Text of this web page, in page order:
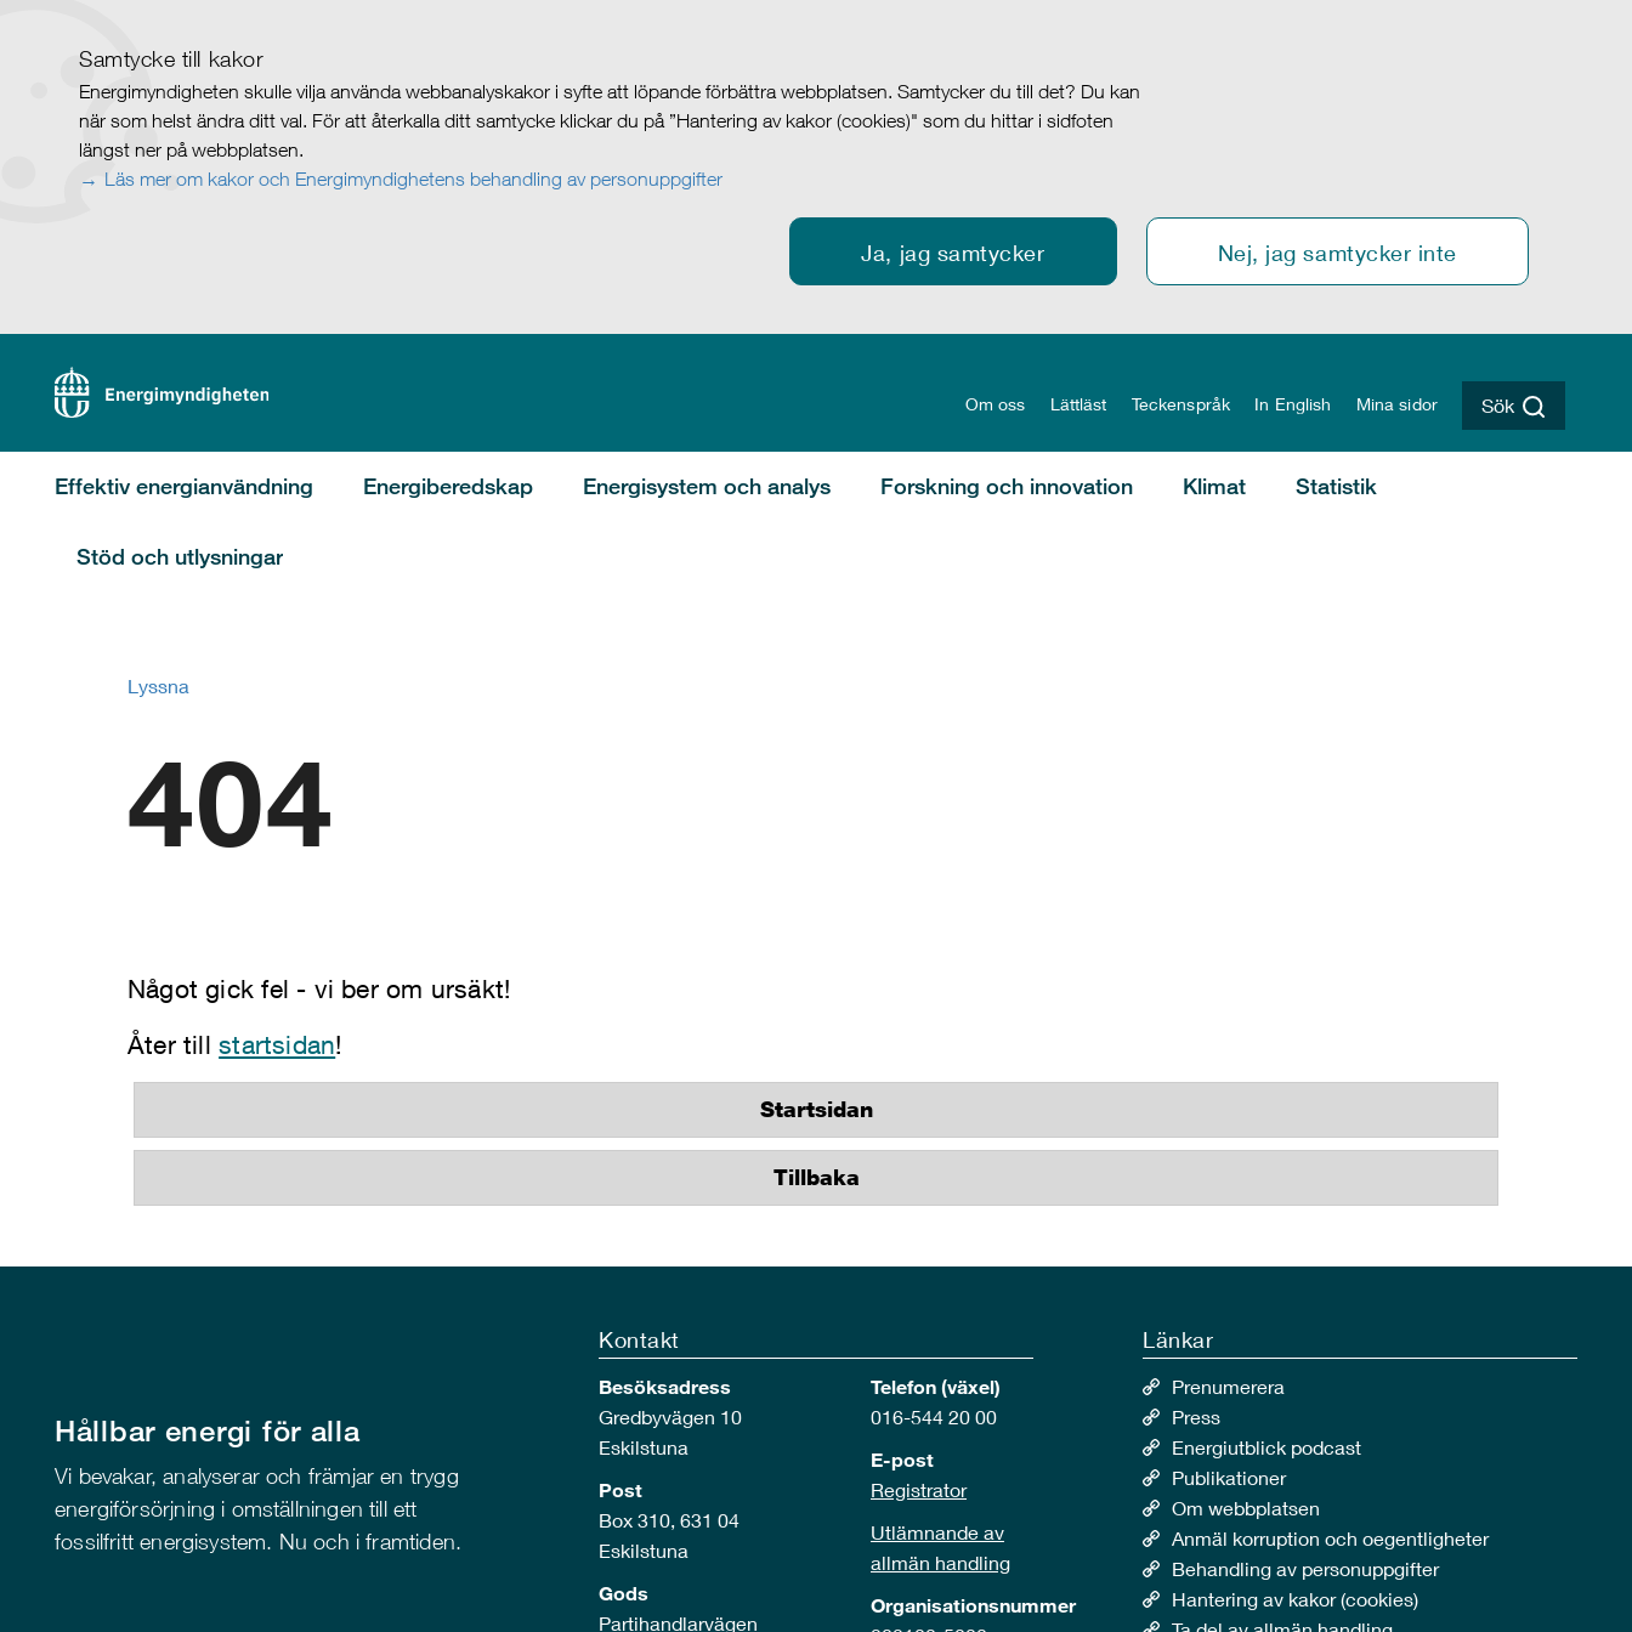
Samtycke till kakor
Energimyndigheten skulle vilja använda webbanalyskakor i syfte att löpande förbättra webbplatsen. Samtycker du till det? Du kan
när som helst ändra ditt val. För att återkalla ditt samtycke klickar du på ”Hantering av kakor (cookies)" som du hittar i sidfoten
längst ner på webbplatsen.
Läs mer om kakor och Energimyndighetens behandling av personuppgifter
Ja, jag samtycker Nej, jag samtycker inte
Om oss Lättläst Teckenspråk In English Mina sidor Sök
Effektiv energianvändning Energiberedskap Energisystem och analys Forskning och innovation Klimat Statistik
Stöd och utlysningar
Lyssna
404
Något gick fel - vi ber om ursäkt!
Åter tillstartsidan!
Startsidan
Tillbaka
Hållbar energi för alla
Vi bevakar, analyserar och främjar en trygg
energiförsörjning i omställningen till ett
fossilfritt energisystem. Nu och i framtiden.
Kontakt
Besöksadress
Gredbyvägen 10
Eskilstuna
Post
Box 310, 631 04
Eskilstuna
Gods
Partihandlarvägen
Telefon (växel)
016-544 20 00
E-post
Registrator
Utlämnande av
allmän handling
Organisationsnummer
Länkar
Prenumerera
Press
Energiutblick podcast
Publikationer
Om webbplatsen
Anmäl korruption och oegentligheter
Behandling av personuppgifter
Hantering av kakor (cookies)